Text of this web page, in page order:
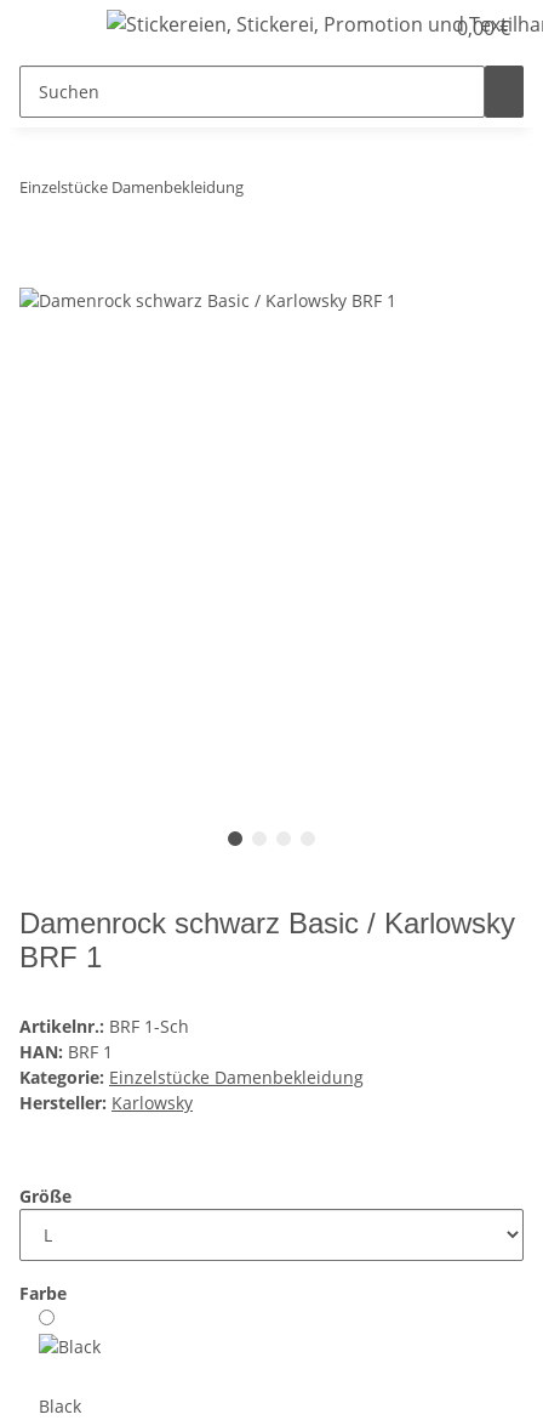
0,00 €
Einzelstücke Damenbekleidung
Damenrock schwarz Basic / Karlowsky
BRF 1
Artikelnr.: BRF 1-Sch
HAN: BRF 1
Kategorie: Einzelstücke Damenbekleidung
Hersteller: Karlowsky
Größe
Farbe
Black